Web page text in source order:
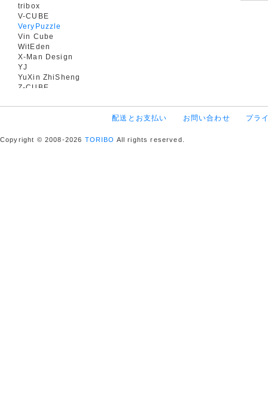
tribox
V-CUBE
VeryPuzzle
Vin Cube
WitEden
X-Man Design
YJ
YuXin ZhiSheng
Z-CUBE
配送とお支払い お問い合わせ プラ
Copyright © 2008-2026 TORIBO All rights reserved.